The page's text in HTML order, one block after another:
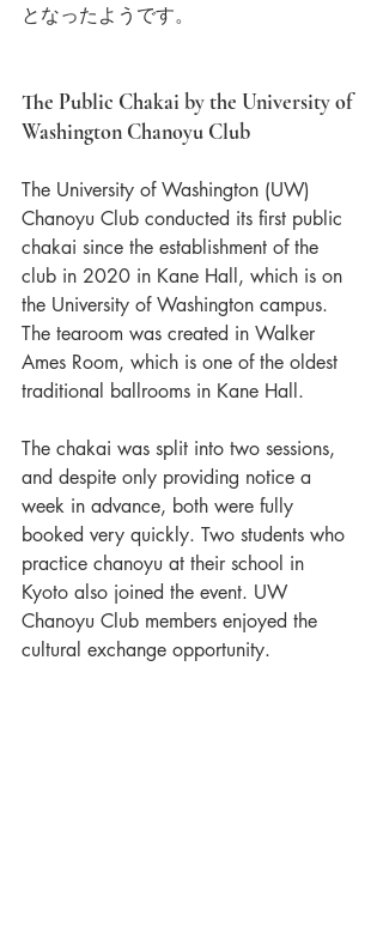
となったようです。
The Public Chakai by the University of
Washington Chanoyu Club
The University of Washington (UW)
Chanoyu Club conducted its first public
chakai since the establishment of the
club in 2020 in Kane Hall, which is on
the University of Washington campus.
The tearoom was created in Walker
Ames Room, which is one of the oldest
traditional ballrooms in Kane Hall.
The chakai was split into two sessions,
and despite only providing notice a
week in advance, both were fully
booked very quickly. Two students who
practice chanoyu at their school in
Kyoto also joined the event. UW
Chanoyu Club members enjoyed the
cultural exchange opportunity.